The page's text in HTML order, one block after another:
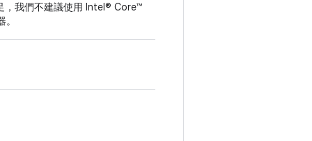
，我們不建議使用 Intel® Core™